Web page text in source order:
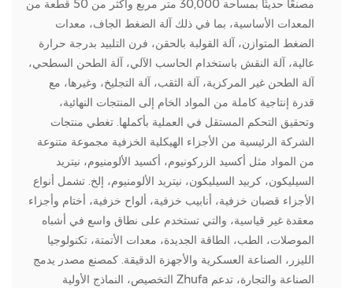
مصنعًا حديثًا بمساحة 30,000 متر مربع وأكثر من 50 قطعة من
المعدات الأساسية، بما في ذلك آلة الضغط الجاف، معدات
الضغط المتوازن، آلة القولبة بالحقن، فرن التلبيد بدرجة حرارة
عالية، آلة النقش باستخدام الحاسب الآلي، آلة الطحن السطحي،
آلة الطحن غير المركزية، آلة الثقب، آلة التجليخ، وغيرها، مع
قدرة إنتاجية كاملة من المواد الخام إلى المنتجات النهائية،
وتحقيق التحكم المستقل في العملية بأكملها. تغطي منتجات
الشركة الرئيسية من الأجزاء الهيكلية الخزفية مجموعة متنوعة
من المواد مثل أكسيد الزركونيوم، أكسيد الألومنيوم، نيتريد
السيليكون، كربيد السيليكون، نيتريد الألومنيوم، إلخ. تشمل أنواع
الأجزاء قضبان خزفية، أنابيب خزفية، ألواح خزفية، أختام وأجزاء
معقدة غير قياسية، والتي تستخدم على نطاق واسع في أشباه
الموصلات، الطب، الطاقة الجديدة، معدات الأتمتة، تكنولوجيا
الليزر، الصناعة العسكرية والأجهزة الدقيقة. كمصنع مصدر يدمج
الصناعة والتجارة، تدعم Zhufa التخصيص، النماذج الأولية